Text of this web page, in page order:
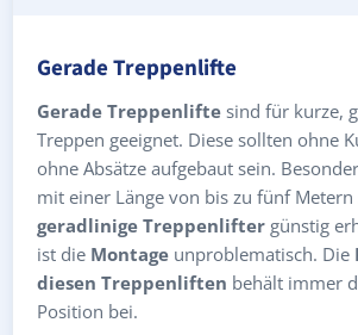
Gerade Treppenlifte
Gerade Treppenlifte sind für kurze,
Treppen geeignet. Diese sollten ohne
ohne Absätze aufgebaut sein.
mit einer Länge von bis zu fünf Metern
geradlinige Treppenlifter günstig
ist die Montage unproblematisch. Die
diesen Treppenliften behält immer
Position bei.